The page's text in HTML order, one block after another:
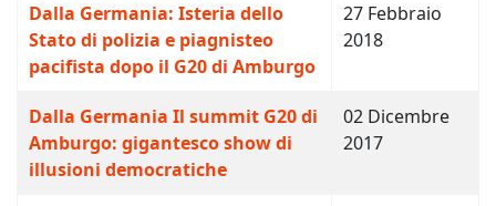
Dalla Germania: Isteria dello
Stato di polizia e piagnisteo
pacifista dopo il G20 di Amburgo
27 Febbraio
2018
Dalla Germania Il summit G20 di
Amburgo: gigantesco show di
illusioni democratiche
02 Dicembre
2017